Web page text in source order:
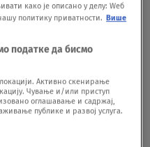
banka u Dimitrovgradu:
reaguje"
Maloletnik hteo
(14), gasnim pištoljem
majci
uglja kod Dimitrovgrada
како је описано у делу: Wеб
политику приватности. Више
податке да бисмо
Активно скенирање
Чување и/или приступ
оглашавање и садржај,
публике и развој услуга.